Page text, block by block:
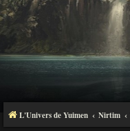
L'Univers de Yuimen Nirtim